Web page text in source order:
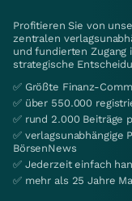
Profitieren Sie von
zentralen
und fundierten
strategische
✅ Größte Finanz-
✅ über 550.000
✅ rund 2.000 Beiträge
✅ verlagsunabhängige
BörsenNews
✅ Jederzeit einfach
✅ mehr als 25 Jahre